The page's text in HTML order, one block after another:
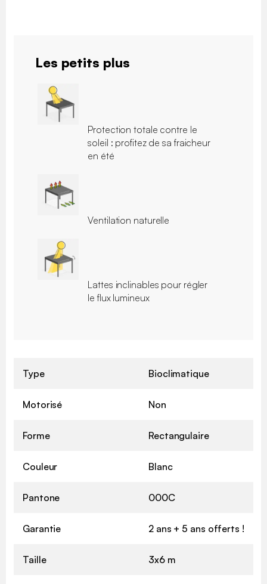
Les petits plus
Protection totale contre le
soleil : profitez de sa fraicheur
en été
Ventilation naturelle
Lattes inclinables pour régler
le flux lumineux
Type Bioclimatique
Motorisé Non
Forme Rectangulaire
Couleur Blanc
Pantone 000C
Garantie 2 ans + 5 ans offerts !
Taille 3x6 m